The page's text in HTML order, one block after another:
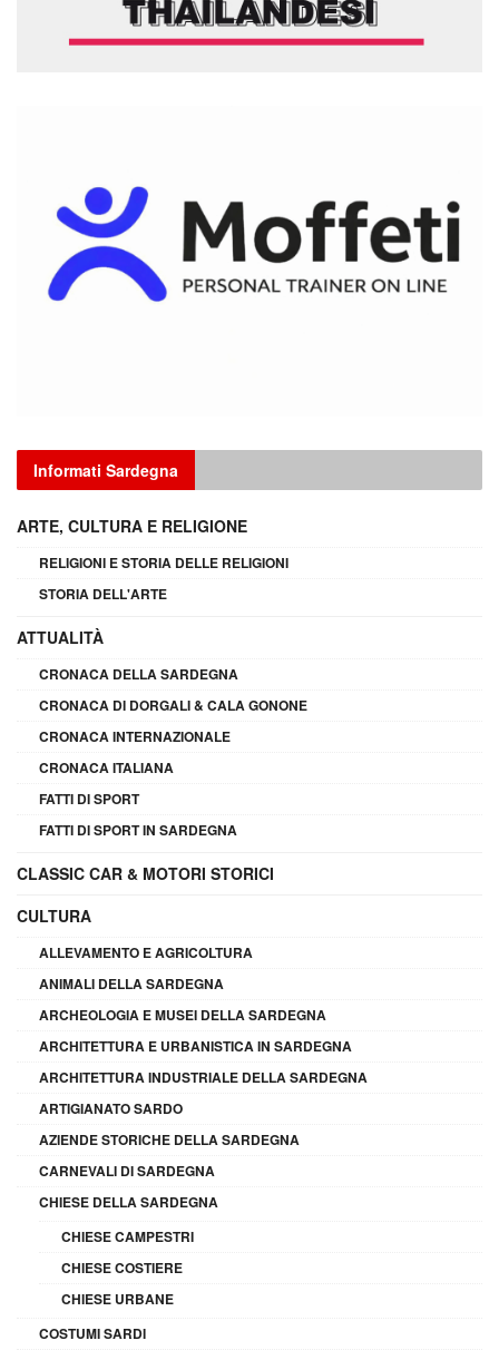
Informati Sardegna
ARTE, CULTURA E RELIGIONE
RELIGIONI E STORIA DELLE RELIGIONI
STORIA DELL'ARTE
ATTUALITÀ
CRONACA DELLA SARDEGNA
CRONACA DI DORGALI & CALA GONONE
CRONACA INTERNAZIONALE
CRONACA ITALIANA
FATTI DI SPORT
FATTI DI SPORT IN SARDEGNA
CLASSIC CAR & MOTORI STORICI
CULTURA
ALLEVAMENTO E AGRICOLTURA
ANIMALI DELLA SARDEGNA
ARCHEOLOGIA E MUSEI DELLA SARDEGNA
ARCHITETTURA E URBANISTICA IN SARDEGNA
ARCHITETTURA INDUSTRIALE DELLA SARDEGNA
ARTIGIANATO SARDO
AZIENDE STORICHE DELLA SARDEGNA
CARNEVALI DI SARDEGNA
CHIESE DELLA SARDEGNA
CHIESE CAMPESTRI
CHIESE COSTIERE
CHIESE URBANE
COSTUMI SARDI